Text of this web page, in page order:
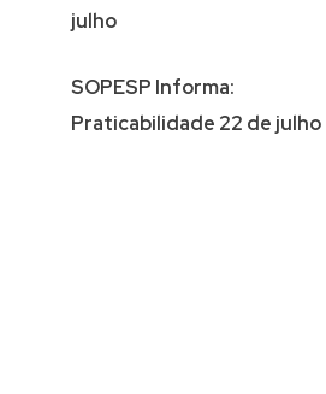
julho
SOPESP Informa:
Praticabilidade 22 de julho